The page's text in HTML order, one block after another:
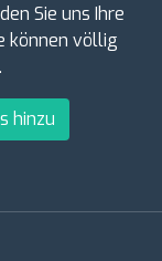
Sie uns Ihre
können völlig
hinzu